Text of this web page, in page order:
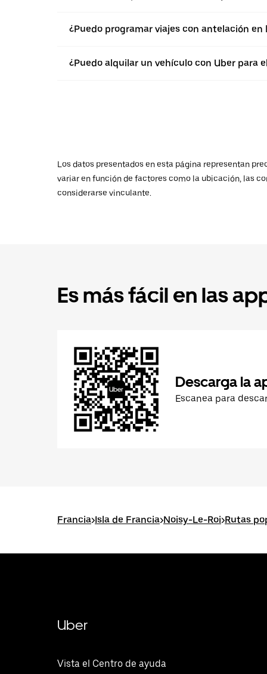
¿Puedo programar viajes con antelación en
¿Puedo alquilar un vehículo con Uber para
Los datos presentados en esta página representan
variar en función de factores como la ubicación, las
considerarse vinculante.
Es más fácil en las
Descarga la
Escanea para
Francia>Isla de Francia>Noisy-Le-Roi>Rutas
Uber
Vista el Centro de ayuda